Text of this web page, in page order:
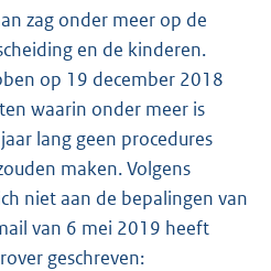
zag onder meer op de
en de kinderen.
op 19 december 2018
waarin onder meer is
lang geen procedures
maken. Volgens
niet aan de bepalingen van
van 6 mei 2019 heeft
geschreven: